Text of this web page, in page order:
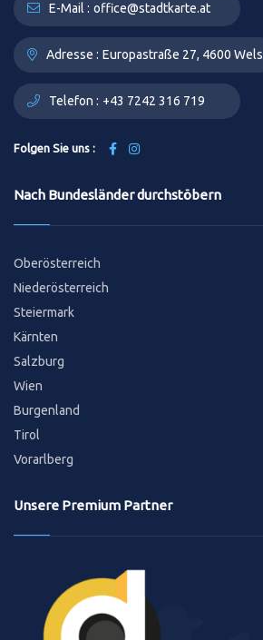
E-Mail : office@stadtkarte.at
Adresse : Europastraße 27, 4600 Wels
Telefon : +43 7242 316 719
Folgen Sie uns :
Nach Bundesländer durchstöbern
Oberösterreich
Niederösterreich
Steiermark
Kärnten
Salzburg
Wien
Burgenland
Tirol
Vorarlberg
Unsere Premium Partner